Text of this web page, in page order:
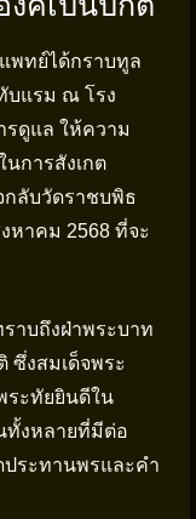
พทย์ได้กราบทูล
บแรม ณ โรง
รดูแล ให้ความ
การสังเกต
กลับวัดราชบพิธ
หาคม 2568 ที่จะ
าบถึงฝ่าพระบาท
ซึ่งสมเด็จพระ
ระทัยยินดีใน
ทั้งหลายที่มีต่อ
ระทานพรและคำ